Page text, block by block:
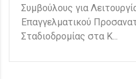
Συμβούλους για
Επαγγελματικού
Σταδιοδρομίας στα Κ...